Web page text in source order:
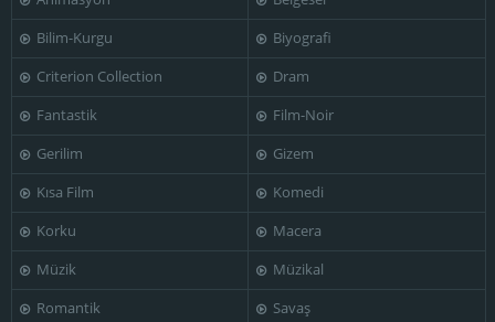
Jean Simmons Jeffrey Sayre
Bilim-Kurgu
Biyografi
Criterion Collection
Dram
Fantastik
Film-Noir
Gerilim
Gizem
Kısa Film
Komedi
Korku
Macera
Müzik
Müzikal
Romantik
Savaş